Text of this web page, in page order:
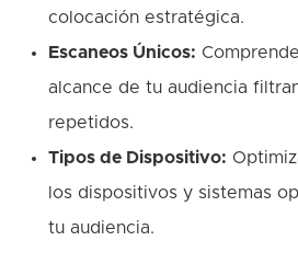
colocación estratégica.
Escaneos Únicos:
alcance de tu audiencia
repetidos.
Tipos de Dispositivo:
los dispositivos y sistemas
tu audiencia.